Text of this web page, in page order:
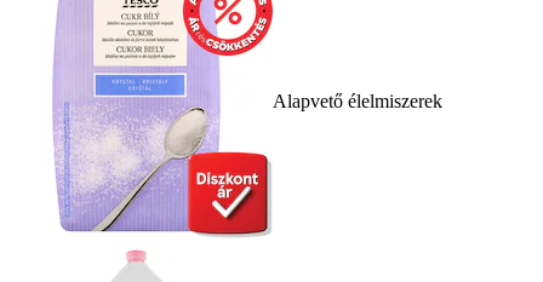
Alapvető élelmiszerek